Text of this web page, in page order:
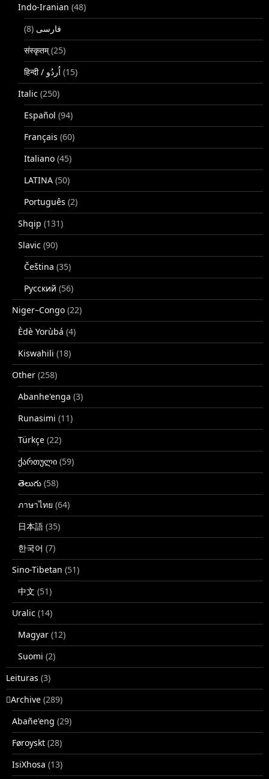
Indo-Iranian (48)
فارسی (8)
संस्कृतम्(25)
(15)
Italic (250)
Español (94)
Français (60)
Italiano (45)
LATINA (50)
Português (2)
Shqip (131)
Slavic (90)
Čeština (35)
Русский (56)
Niger–Congo (22)
Èdè Yorùbá (4)
Kiswahili (18)
Other (258)
Abanhe'enga (3)
Runasimi (11)
Türkçe (22)
ქართული (59)
తెలుగు (58)
ภาษาไทย (64)
日本語 (35)
한국어 (7)
Sino-Tibetan (51)
中文 (51)
Uralic (14)
Magyar (12)
Suomi (2)
Leituras (3)
􏿽Archive (289)
Abañe'eng (29)
Føroyskt (28)
IsiXhosa (13)